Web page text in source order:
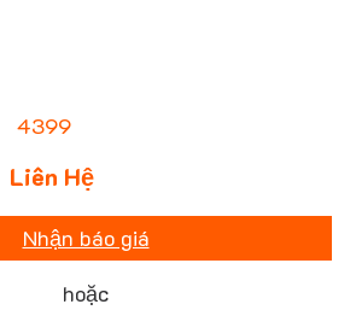
4399
Liên Hệ
Nhận báo giá
hoặc